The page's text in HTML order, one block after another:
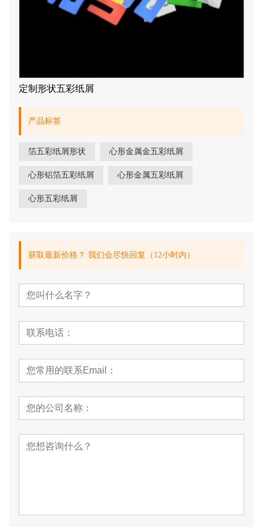
定制形状五彩纸屑
产品标签
箔五彩纸屑形状 心形金属金五彩纸屑
心形铝箔五彩纸屑 心形金属五彩纸屑
心形五彩纸屑
获取最新价格？ 我们会尽快回复（12小时内）